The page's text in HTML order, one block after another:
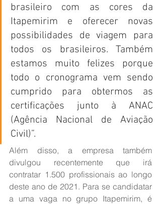
brasileiro com as cores da
Itapemirim e oferecer novas
possibilidades de viagem para
todos os brasileiros. Também
estamos muito felizes porque
todo o cronograma vem sendo
cumprido para obtermos as
certificações junto à ANAC
(Agência Nacional de Aviação
Civil)”.
Além disso, a empresa também
divulgou recentemente que irá
contratar 1.500 profissionais ao longo
deste ano de 2021. Para se candidatar
a uma vaga no grupo Itapemirim, é